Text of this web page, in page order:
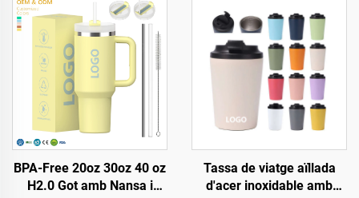
BPA-Free 20oz 30oz 40 oz
H2.0 Got amb Nansa i
Tassa de viatge aïllada
d'acer inoxidable amb